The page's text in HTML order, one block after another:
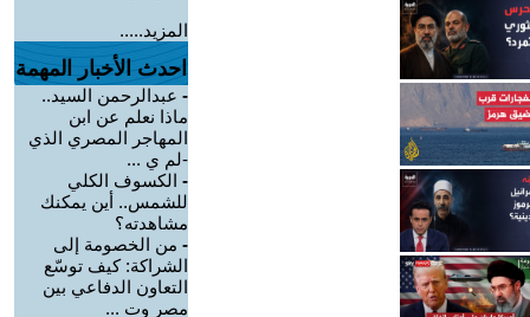
المزيد.....
احدث الأخبار المهمة
- عبدالرحمن السيد..
ماذا نعلم عن ابن
المهاجر المصري الذي
-لم ي ...
- الكسوف الكلي
للشمس.. أين يمكنك
مشاهدته؟
- من الخصومة إلى
الشراكة: كيف توسّع
التعاون الدفاعي بين
مصر وت ...